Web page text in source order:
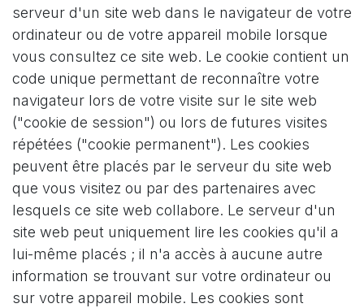
serveur d'un site web dans le navigateur de votre
ordinateur ou de votre appareil mobile lorsque
vous consultez ce site web. Le cookie contient un
code unique permettant de reconnaître votre
navigateur lors de votre visite sur le site web
("cookie de session") ou lors de futures visites
répétées ("cookie permanent"). Les cookies
peuvent être placés par le serveur du site web
que vous visitez ou par des partenaires avec
lesquels ce site web collabore. Le serveur d'un
site web peut uniquement lire les cookies qu'il a
lui-même placés ; il n'a accès à aucune autre
information se trouvant sur votre ordinateur ou
sur votre appareil mobile. Les cookies sont